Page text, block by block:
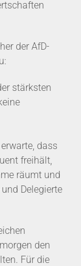
der AfD-
stärksten
dass
freihält,
räumt und
Delegierte
den
Für die